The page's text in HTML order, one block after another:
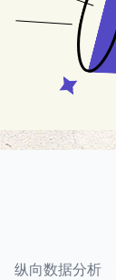
纵向数据分析